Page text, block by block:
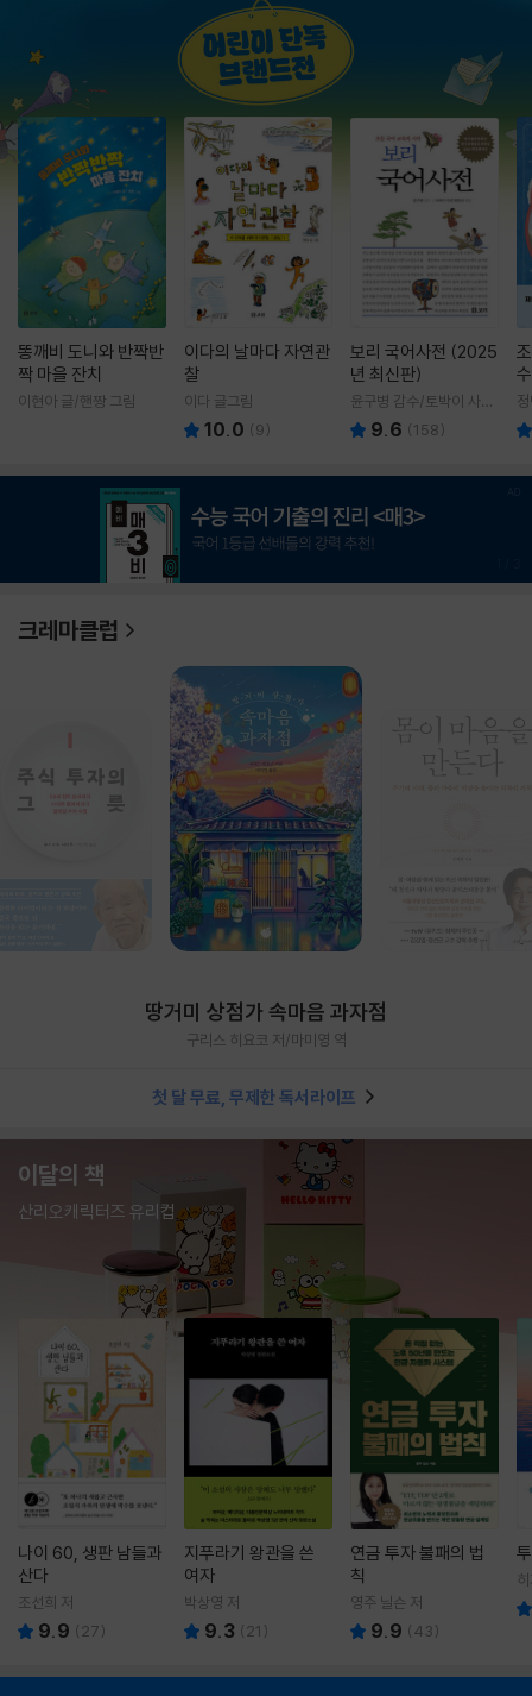
똥깨비 도니와 반짝반
짝 마을 잔치
이현아 글/핸짱 그림
이다의 날마다 자연관
찰
이다 글그림
10.0 (9)
보리 국어사전 (2025
년 최신판)
윤구병 감수/토박이 사전
편찬실 편
9.6 (158)
크레마클럽
땅거미 상점가 속마음 과자점
구리스 히요코 저/마미영 역
첫 달 무료, 무제한 독서라이프
이달의 책
산리오캐릭터즈 유리컵
나이 60, 생판 남들과
산다
조선희 저
9.9 ( 27)
지푸라기 왕관을 쓴
여자
박상영 저
9.3 ( 21 )
연금 투자 불패의 법
칙
영주 닐슨 저
9.9 (43)